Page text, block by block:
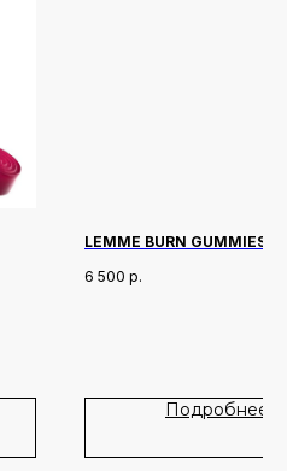
LEMME BURN GUMMIES
6 500 р.
Подробнее
и оплата